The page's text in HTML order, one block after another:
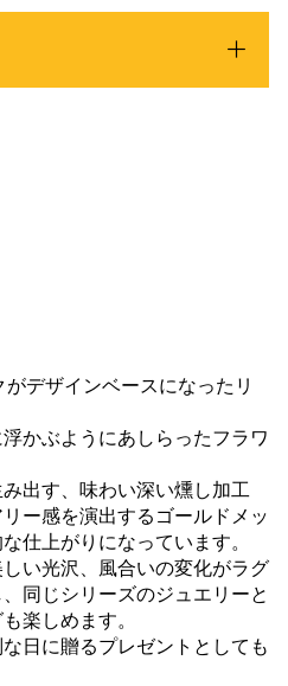
デザインベースになったリ
かぶようにあしらったフラワ
出す、味わい深い燻し加工
ー感を演出するゴールドメッ
仕上がりになっています。
い光沢、風合いの変化がラグ
同じシリーズのジュエリーと
楽しめます。
日に贈るプレゼントとしても